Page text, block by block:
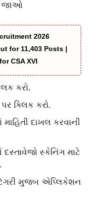
જાઓ
2026
for 11,403 Posts |
CSA XVI
કરો.
પર ક્લિક કરો.
દાખલ કરવાની
દસ્તાવેજો સ્કેનિંગ માટે
મુજબ એપ્લિકેશન